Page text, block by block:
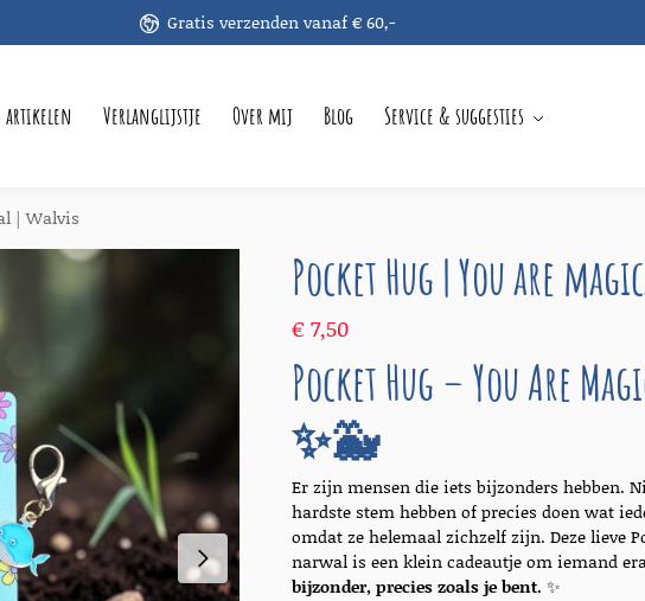
Gratis verzenden vanaf € 60,-
artikelen Verlanglijstje Over mij Blog Service & suggesties
| Walvis
Pocket Hug | You are
€7,50
Pocket Hug – You Are
✨🐳
Er zijn mensen die iets bijzonders hebben.
hardste stem hebben of precies doen wat
omdat ze helemaal zichzelf zijn. Deze lieve
narwal is een klein cadeautje om iemand
bijzonder, precies zoals je bent. ✨